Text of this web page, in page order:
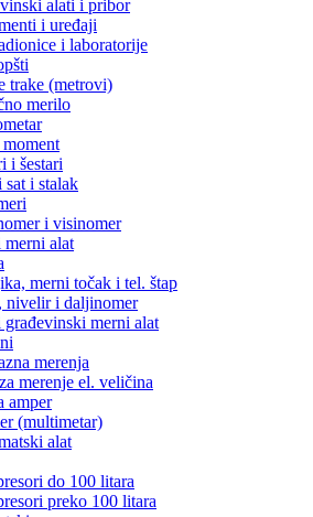
alati i pribor
i uređaji
i laboratorije
trake (metrovi)
merilo
i šestari
sat i stalak
i visinomer
alat
merni točak i tel. štap
nivelir i daljinomer
građevinski merni alat
merenja
merenje el. veličina
amper
(multimetar)
alat
do 100 litara
preko 100 litara